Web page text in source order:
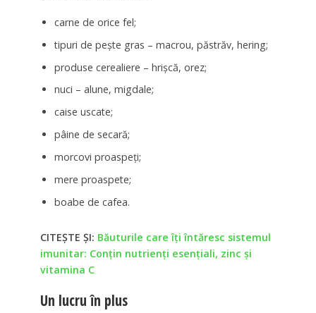
carne de orice fel;
tipuri de pește gras – macrou, păstrăv, hering;
produse cerealiere – hrișcă, orez;
nuci – alune, migdale;
caise uscate;
pâine de secară;
morcovi proaspeți;
mere proaspete;
boabe de cafea.
CITEȘTE ȘI: Băuturile care îți întăresc sistemul
imunitar: Conțin nutrienți esențiali, zinc și
vitamina C
Un lucru în plus